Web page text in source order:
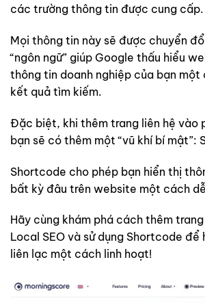
các trường thông tin được cung cấp.
Mọi thông tin này sẽ được chuyển
“ngôn ngữ” giúp Google thấu hiểu
thông tin doanh nghiệp của bạn một
kết quả tìm kiếm.
Đặc biệt, khi thêm trang liên hệ vào
bạn sẽ có thêm một “vũ khí bí mật”:
Shortcode cho phép bạn hiển thị
bất kỳ đâu trên website một cách
Hãy cùng khám phá cách thêm
Local SEO và sử dụng Shortcode để
liên lạc một cách linh hoạt!